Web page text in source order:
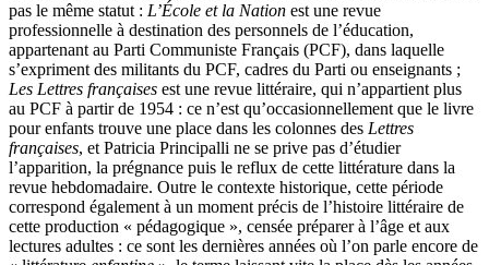
pas le même statut : L’École et la Nation est une revue
professionnelle à destination des personnels de l’éducation,
appartenant au Parti Communiste Français (PCF), dans laquelle
s’expriment des militants du PCF, cadres du Parti ou enseignants ;
Les Lettres françaises est une revue littéraire, qui n’appartient plus
au PCF à partir de 1954 : ce n’est qu’occasionnellement que le livre
pour enfants trouve une place dans les colonnes des Lettres
françaises, et Patricia Principalli ne se prive pas d’étudier
l’apparition, la prégnance puis le reflux de cette littérature dans la
revue hebdomadaire. Outre le contexte historique, cette période
correspond également à un moment précis de l’histoire littéraire de
cette production « pédagogique », censée préparer à l’âge et aux
lectures adultes : ce sont les dernières années où l’on parle encore de